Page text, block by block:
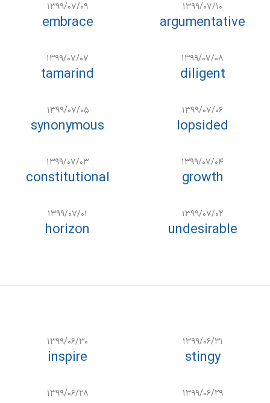
۱۳۹۹/۰۷/۱۰
argumentative
۱۳۹۹/۰۷/۰۹
embrace
۱۳۹۹/۰۷/۰۸
diligent
۱۳۹۹/۰۷/۰۷
tamarind
۱۳۹۹/۰۷/۰۶
lopsided
۱۳۹۹/۰۷/۰۵
synonymous
۱۳۹۹/۰۷/۰۴
growth
۱۳۹۹/۰۷/۰۳
constitutional
۱۳۹۹/۰۷/۰۲
undesirable
۱۳۹۹/۰۷/۰۱
horizon
۱۳۹۹/۰۶/۳۱
stingy
۱۳۹۹/۰۶/۳۰
inspire
۱۳۹۹/۰۶/۲۹ ۱۳۹۹/۰۶/۲۸